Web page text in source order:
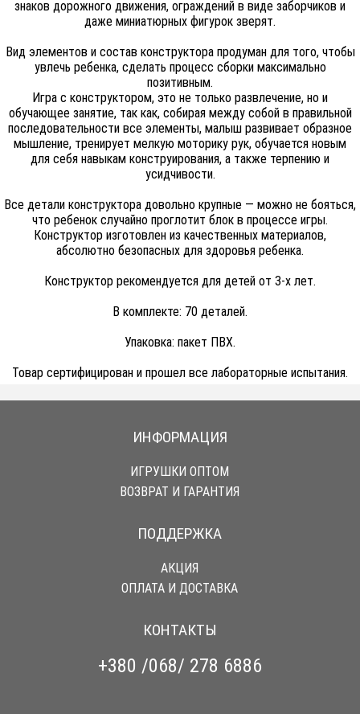
знаков дорожного движения, ограждений в виде заборчиков и
даже миниатюрных фигурок зверят.
Вид элементов и состав конструктора продуман для того, чтобы
увлечь ребенка, сделать процесс сборки максимально
позитивным.
Игра с конструктором, это не только развлечение, но и
обучающее занятие, так как, собирая между собой в правильной
последовательности все элементы, малыш развивает образное
мышление, тренирует мелкую моторику рук, обучается новым
для себя навыкам конструирования, а также терпению и
усидчивости.
Все детали конструктора довольно крупные — можно не бояться,
что ребенок случайно проглотит блок в процессе игры.
Конструктор изготовлен из качественных материалов,
абсолютно безопасных для здоровья ребенка.
Конструктор рекомендуется для детей от 3-х лет.
В комплекте: 70 деталей.
Упаковка: пакет ПВХ.
Товар сертифицирован и прошел все лабораторные испытания.
ИНФОРМАЦИЯ
ИГРУШКИ ОПТОМ
ВОЗВРАТ И ГАРАНТИЯ
ПОДДЕРЖКА
АКЦИЯ
ОПЛАТА И ДОСТАВКА
КОНТАКТЫ
+380 /068/ 278 6886